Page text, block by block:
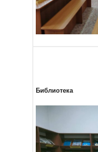
Библиотека